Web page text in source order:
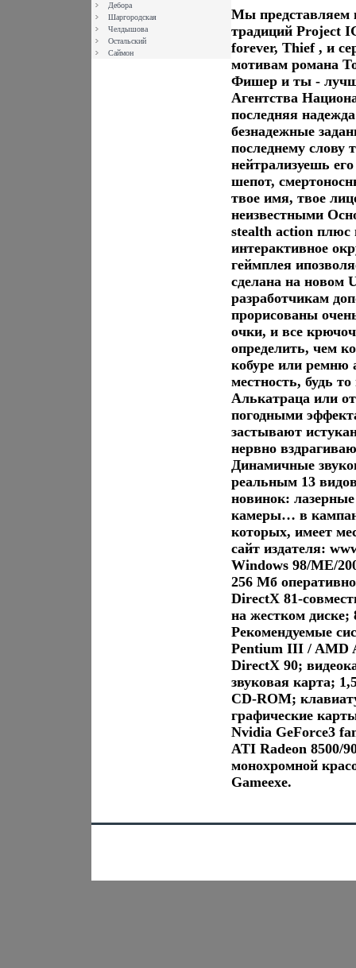
Дебора
Шаргородская
Челдышова
Остальский
Саймон
Мы представляем
традиций Project
forever, Thief , и
мотивам романа
Фишер и ты -
Агентства
последняя
безнадежные
последнему
нейтрализуешь
шепот,
твое имя, твое
неизвестными
stealth action
интерактивное
геймплея
сделана на новом
разработчикам
прорисованы
очки, и все
определить, чем
кобуре или ремню
местность, будь
Алькатраца или
погодными
застывают
нервно
Динамичные
реальным 13
новинок:
камеры… в
которых, имеет
сайт издателя:
Windows 98/ME/
256 Mб
DirectX 81-
на жестком
Рекомендуемые
Pentium III / AMD
DirectX 90;
звуковая карта;
CD-ROM;
графические
Nvidia GeForce3
ATI Radeon 8500/
монохромной
Gameexe.